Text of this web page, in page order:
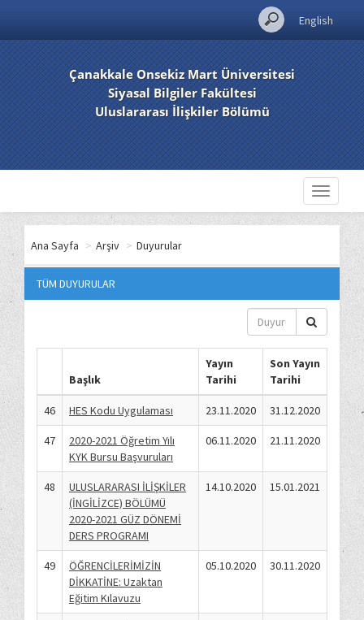
English
Çanakkale Onsekiz Mart Üniversitesi
Siyasal Bilgiler Fakültesi
Uluslararası İlişkiler Bölümü
Toggle
Ana Sayfa > Arşiv > Duyurular
TÜM DUYURULAR
Başlık
Yayın
Tarihi
Son Yayın
Tarihi
46 HES Kodu Uygulaması 23.11.2020 31.12.2020
47
2020-2021 Öğretim Yılı
KYK Bursu Başvuruları
06.11.2020 21.11.2020
48
ULUSLARARASI İLİŞKİLER
(İNGİLİZCE) BÖLÜMÜ
2020-2021 GÜZ DÖNEMİ
DERS PROGRAMI
14.10.2020 15.01.2021
49
ÖĞRENCİLERİMİZİN
DİKKATİNE: Uzaktan
Eğitim Kılavuzu
05.10.2020 30.11.2020